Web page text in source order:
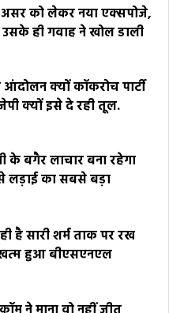
को लेकर नया एक्सपोजे,
ही गवाह ने खोल डाली
क्यों कॉकरोच पार्टी
क्यों इसे दे रही तूल.
के बगैर लाचार बना रहेगा
लड़ाई का सबसे बड़ा
है सारी शर्म ताक पर रख
हुआ बीएसएनएल